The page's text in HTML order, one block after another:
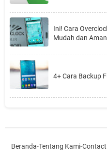
Ini! Cara
Mudah dan Aman
4+ Cara Backup
Beranda-Tentang Kami-Contact